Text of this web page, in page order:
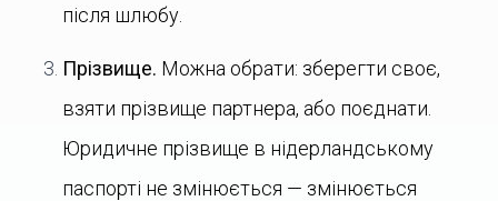
після шлюбу.
Прізвище. Можна обрати: зберегти своє,
взяти прізвище партнера, або поєднати.
Юридичне прізвище в нідерландському
паспорті не змінюється — змінюється